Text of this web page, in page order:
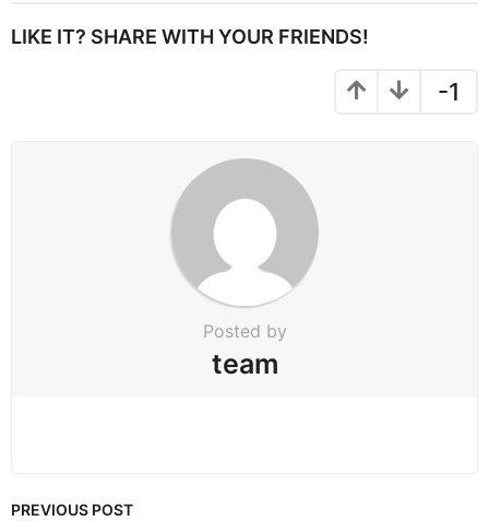
P
LIKE IT? SHARE WITH YOUR FRIENDS!
-1
Posted by
team
PREVIOUS POST